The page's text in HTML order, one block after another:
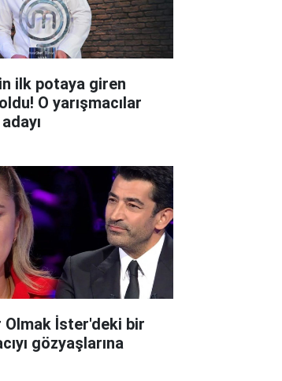
ilk potaya giren
O yarışmacılar
Olmak İster'deki bir
gözyaşlarına